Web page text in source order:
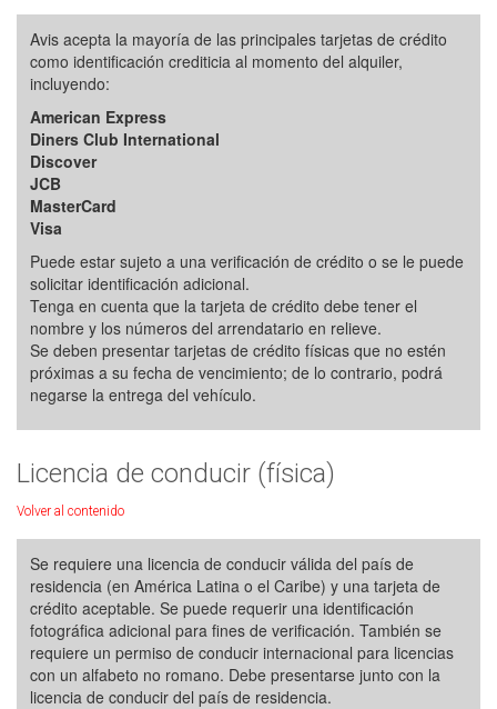
Avis acepta la mayoría de las principales tarjetas de crédito
como identificación crediticia al momento del alquiler,
incluyendo:
American Express
Diners Club International
Discover
JCB
MasterCard
Visa
Puede estar sujeto a una verificación de crédito o se le puede
solicitar identificación adicional.
Tenga en cuenta que la tarjeta de crédito debe tener el
nombre y los números del arrendatario en relieve.
Se deben presentar tarjetas de crédito físicas que no estén
próximas a su fecha de vencimiento; de lo contrario, podrá
negarse la entrega del vehículo.
Licencia de conducir (física)
Volver al contenido
Se requiere una licencia de conducir válida del país de
residencia (en América Latina o el Caribe) y una tarjeta de
crédito aceptable. Se puede requerir una identificación
fotográfica adicional para fines de verificación. También se
requiere un permiso de conducir internacional para licencias
con un alfabeto no romano. Debe presentarse junto con la
licencia de conducir del país de residencia.